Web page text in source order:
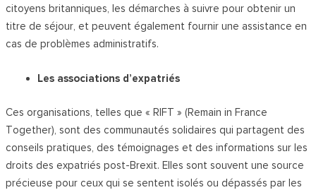
citoyens britanniques, les démarches à suivre pour obtenir un
titre de séjour, et peuvent également fournir une assistance en
cas de problèmes administratifs.
Les associations d’expatriés
Ces organisations, telles que « RIFT » (Remain in France
Together), sont des communautés solidaires qui partagent des
conseils pratiques, des témoignages et des informations sur les
droits des expatriés post-Brexit. Elles sont souvent une source
précieuse pour ceux qui se sentent isolés ou dépassés par les